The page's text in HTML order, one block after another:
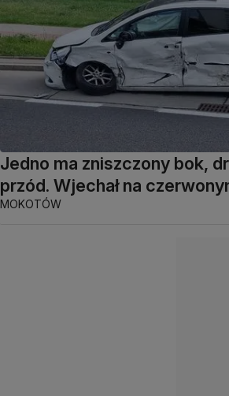
Jedno ma zniszczony bok,
przód. Wjechał na
MOKOTÓW